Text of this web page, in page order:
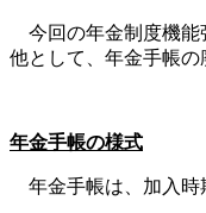
今回の年金制度機能
他として、年金手帳の
年金手帳の様式
年金手帳は、加入時